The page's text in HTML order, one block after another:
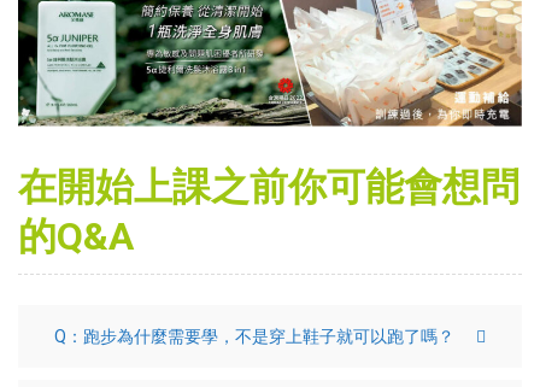
在開始上課之前你可能會想問
的Q&A
Q：跑步為什麼需要學，不是穿上鞋子就可以跑了嗎？